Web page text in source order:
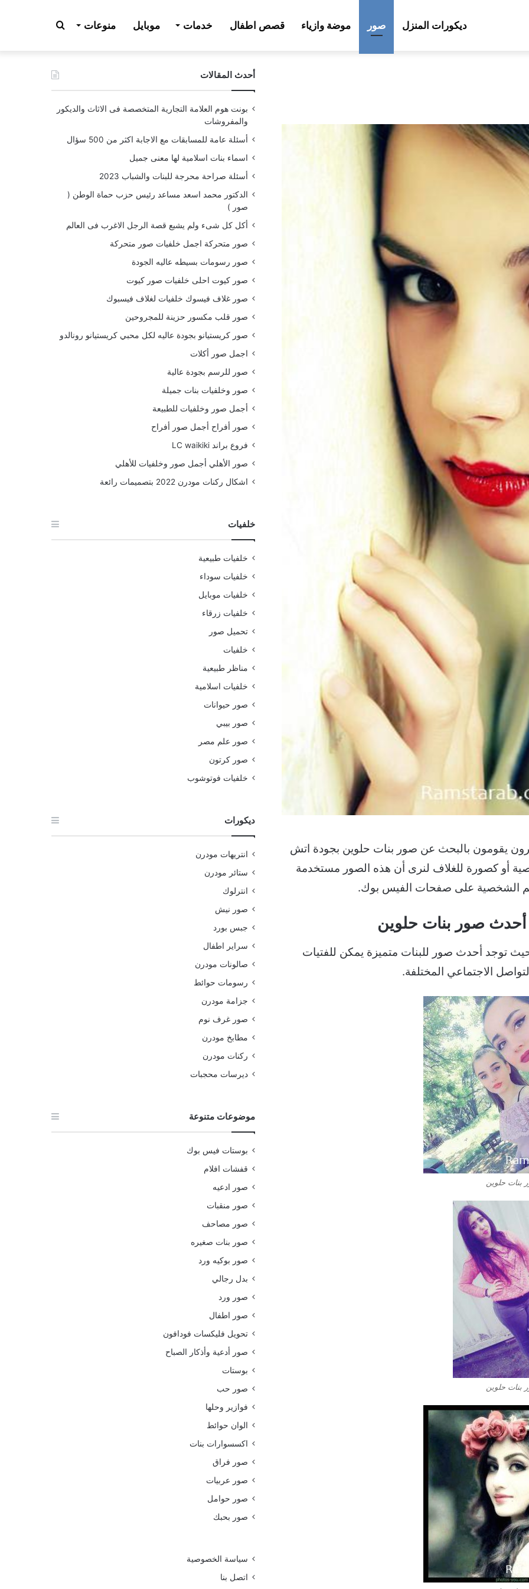
ديكورات المنزل صور موضة وازياء قصص اطفال خدمات موبايل منوعات بحث
عن
يقومون بالبحث عن صور بنات حلوين بجودة اتش
أو كصورة للغلاف لنرى أن هذه الصور مستخدمة
الشخصية على صفحات الفيس بوك.
صور بنات حلوين
توجد أحدث صور للبنات متميزة يمكن للفتيات
الاجتماعي المختلفة.
بنات حلوين
بنات حلوين
أحدث المقالات
بونت هوم العلامة التجارية المتخصصة فى الاثاث والديكور
والمفروشات
أسئلة عامة للمسابقات مع الاجابة اكثر من 500 سؤال
اسماء بنات اسلامية لها معنى جميل
أسئلة صراحة محرجة للبنات والشباب 2023
الدكتور محمد اسعد مساعد رئيس حزب حماة الوطن (
صور )
أكل كل شىء ولم يشبع قصة الرجل الاغرب فى العالم
صور متحركة اجمل خلفيات صور متحركة
صور رسومات بسيطه عاليه الجودة
صور كيوت احلى خلفيات صور كيوت
صور غلاف فيسوك خلفيات لغلاف فيسبوك
صور قلب مكسور حزينة للمجروحين
صور كريستيانو بجودة عاليه لكل محبي كريستيانو رونالدو
اجمل صور أكلات
صور للرسم بجودة عالية
صور وخلفيات بنات جميلة
أجمل صور وخلفيات للطبيعة
صور أفراح أجمل صور أفراح
فروع براند LC waikiki
صور الأهلي أجمل صور وخلفيات للأهلي
اشكال ركنات مودرن 2022 بتصميمات رائعة
خلفيات
خلفيات طبيعية
خلفيات سوداء
خلفيات موبايل
خلفيات زرقاء
تحميل صور
خلفيات
مناظر طبيعية
خلفيات اسلامية
صور حيوانات
صور بيبي
صور علم مصر
صور كرتون
خلفيات فوتوشوب
ديكورات
انتريهات مودرن
ستائر مودرن
انترلوك
صور نيش
جبس بورد
سراير اطفال
صالونات مودرن
رسومات حوائط
جزامة مودرن
صور غرف نوم
مطابخ مودرن
ركنات مودرن
ديرسات محجبات
موضوعات متنوعة
بوستات فيس بوك
قفشات افلام
صور ادعيه
صور منقبات
صور مصاحف
صور بنات صغيره
صور بوكيه ورد
بدل رجالي
صور ورد
صور اطفال
تحويل فليكسات فودافون
صور أدعية وأذكار الصباح
بوستات
صور حب
فوازير وحلها
الوان حوائط
اكسسوارات بنات
صور فراق
صور عربيات
صور حوامل
صور بحبك
سياسة الخصوصية
اتصل بنا